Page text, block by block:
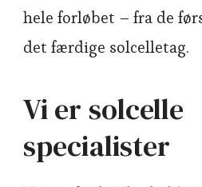
hele forløbet – fra de
det færdige solcelletag.
Vi er solcelle
specialister